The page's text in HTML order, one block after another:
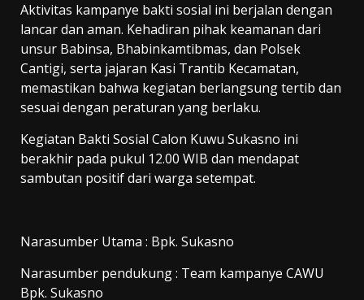
Aktivitas kampanye bakti sosial ini berjalan dengan
lancar dan aman. Kehadiran pihak keamanan dari
unsur Babinsa, Bhabinkamtibmas, dan Polsek
Cantigi, serta jajaran Kasi Trantib Kecamatan,
memastikan bahwa kegiatan berlangsung tertib dan
sesuai dengan peraturan yang berlaku.
Kegiatan Bakti Sosial Calon Kuwu Sukasno ini
berakhir pada pukul 12.00 WIB dan mendapat
sambutan positif dari warga setempat.
Narasumber Utama : Bpk. Sukasno
Narasumber pendukung : Team kampanye CAWU
Bpk. Sukasno